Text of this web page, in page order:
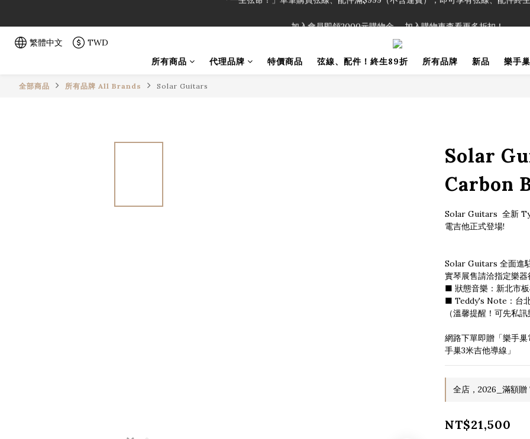
「一生弦命！」單筆購買弦線、配件滿$999（不含運費），即可享有弦線、配件終
繁體中文 TWD
所有商品
代理品牌 特價商品 弦線、配件！終生89折 所有品牌 新品 樂手
全部商品 所有品牌 All Brands Solar Guitars
Solar
Carbon
Solar Guitars  全新
電吉他正式登場!
Solar Guitars 全面進
實琴展售請洽指定樂器
■ 狀態音樂：新北市
■ Teddy's Note：台
（溫馨提醒！可先私
網路下單即贈「樂手
手巢3米吉他導線」
全店，2026_滿額
NT$21,500